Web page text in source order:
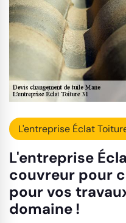
L'entreprise Éclat
L'entreprise
couvreur pour
pour vos
domaine !